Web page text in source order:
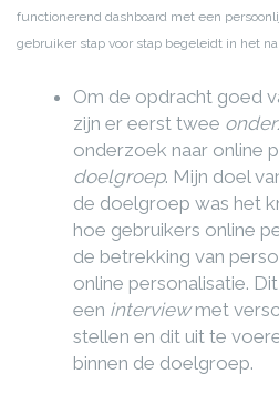
functionerend dashboard met een
gebruiker stap voor stap begeleidt in het
Om de opdracht goed
zijn er eerst twee
onderzoek naar online
doelgroep. Mijn doel
de doelgroep was het
hoe gebruikers online
de betrekking van
online personalisatie.
een interviewmet
stellen en dit uit te
binnen de doelgroep.